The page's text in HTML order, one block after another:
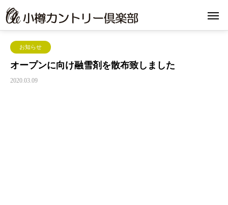
お知らせ
オープンに向け融雪剤を散布致しました
2020.03.09